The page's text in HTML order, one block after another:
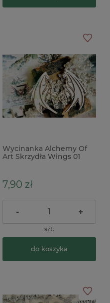
Wycinanka Alchemy Of
Art Skrzydła Wings 01
7,90 zł
- +
szt.
do koszyka